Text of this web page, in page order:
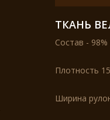
ТКАНЬ
Состав - 98%
Плотность
Ширина